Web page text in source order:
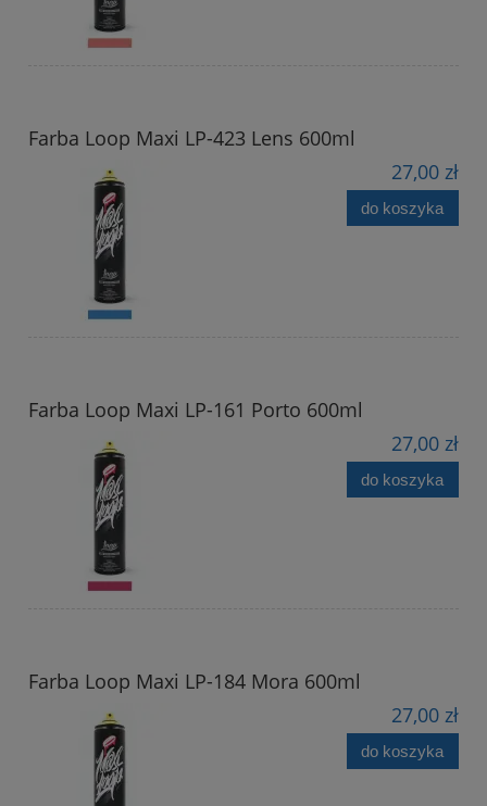
Farba Loop Maxi LP-423 Lens 600ml
27,00 zł
do koszyka
Farba Loop Maxi LP-161 Porto 600ml
27,00 zł
do koszyka
Farba Loop Maxi LP-184 Mora 600ml
27,00 zł
do koszyka